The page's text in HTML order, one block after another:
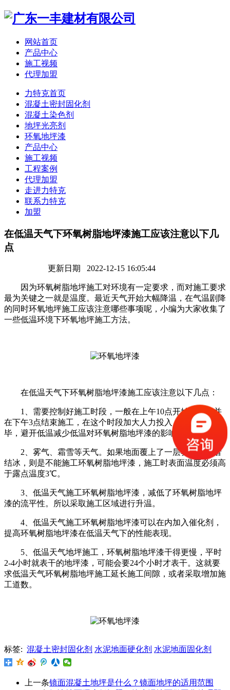
网站首页
产品中心
施工视频
代理加盟
力特克首页
混凝土密封固化剂
混凝土染色剂
地坪光亮剂
环氧地坪漆
产品中心
施工视频
工程案例
代理加盟
走进力特克
联系力特克
加盟
在低温天气下环氧树脂地坪漆施工应该注意以下几
点
更新日期 2022-12-15 16:05:44
因为环氧树脂地坪施工对环境有一定要求，而对施工要求
最为关键之一就是温度。最近天气开始大幅降温，在气温剧降
的同时环氧地坪施工应该注意哪些事项呢，小编为大家收集了
一些低温环境下环氧地坪施工方法。
在低温天气下环氧树脂地坪漆施工应该注意以下几点：
1、需要控制好施工时段，一般在上午10点开始施工，并
在下午3点结束施工，在这个时段加大人力投入，尽快施工完
毕，避开低温减少低温对环氧树脂地坪漆的影响。
2、雾气、霜雪等天气。如果地面覆上了一层雾水，或者
结冰，则是不能施工环氧树脂地坪漆，施工时表面温度必须高
于露点温度3℃。
3、低温天气施工环氧树脂地坪漆，减低了环氧树脂地坪
漆的流平性。所以采取施工区域进行升温。
4、低温天气施工环氧树脂地坪漆可以在内加入催化剂，
提高环氧树脂地坪漆在低温天气下的性能表现。
5、低温天气地坪施工，环氧树脂地坪漆干得更慢，平时
2-4小时就表干的地坪漆，可能会要24个小时才表干。这就要
求低温天气环氧树脂地坪施工延长施工间隙，或者采取增加施
工道数。
标签: 混凝土密封固化剂 水泥地面硬化剂 水泥地面固化剂
上一条镜面混凝土地坪是什么？镜面地坪的适用范围